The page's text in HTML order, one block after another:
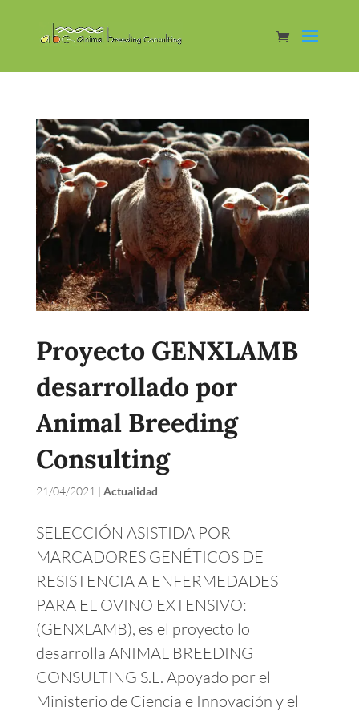
Proyecto GENXLAMB
desarrollado por
Animal Breeding
Consulting
21/04/2021 | Actualidad
SELECCIÓN ASISTIDA POR
MARCADORES GENÉTICOS DE
RESISTENCIA A ENFERMEDADES
PARA EL OVINO EXTENSIVO:
(GENXLAMB), es el proyecto lo
desarrolla ANIMAL BREEDING
CONSULTING S.L. Apoyado por el
Ministerio de Ciencia e Innovación y el